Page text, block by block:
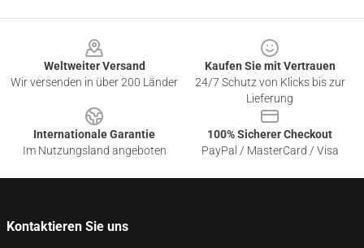
Weltweiter Versand
Wir versenden in über 200 Länder
Kaufen Sie mit Vertrauen
24/7 Schutz von Klicks bis zur
Lieferung
Internationale Garantie
Im Nutzungsland angeboten
100% Sicherer Checkout
PayPal / MasterCard / Visa
Kontaktieren Sie uns